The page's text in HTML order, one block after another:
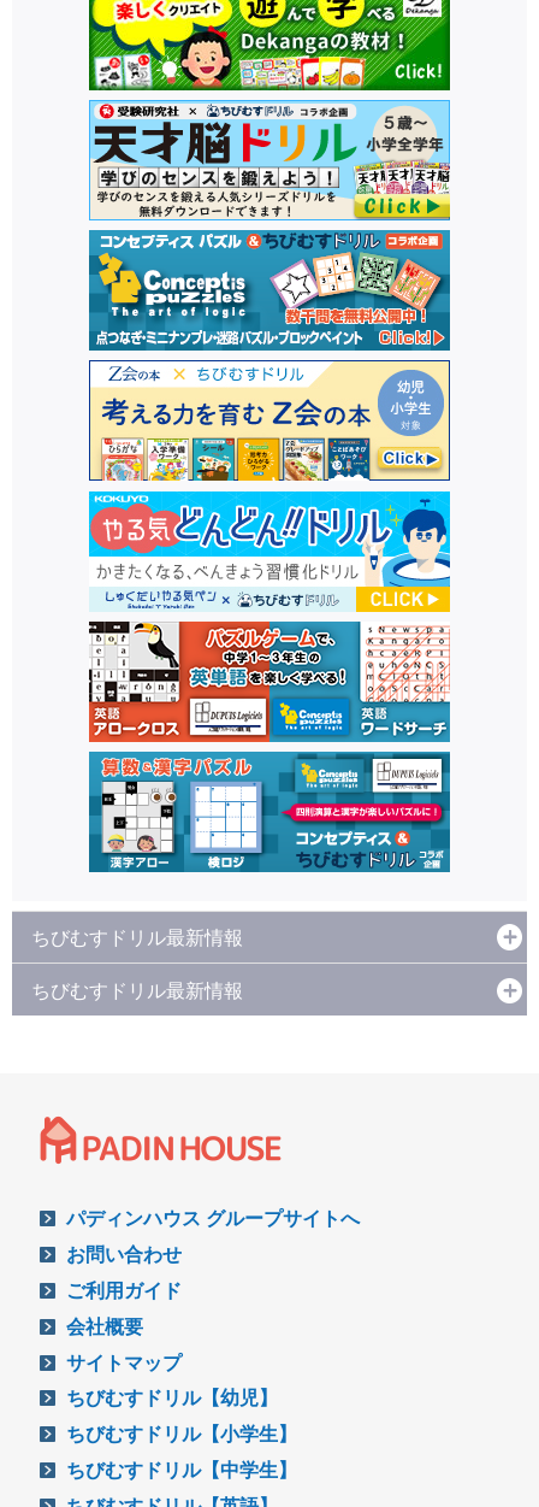
ちびむすドリル最新情報
ちびむすドリル最新情報
パディンハウス グループサイトへ
お問い合わせ
ご利用ガイド
会社概要
サイトマップ
ちびむすドリル【幼児】
ちびむすドリル【小学生】
ちびむすドリル【中学生】